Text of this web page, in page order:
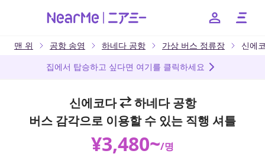
English 簡体中文 繁体中文 한국어
맨 위 공항 송영 하네다 공항 가상 버스 정류장 신에
집에서 탑승하고 싶다면 여기를 클릭하세요
신에코다 ⇄ 하네다 공항
버스 감각으로 이용할 수 있는 직행 셔틀
¥3,480~/명